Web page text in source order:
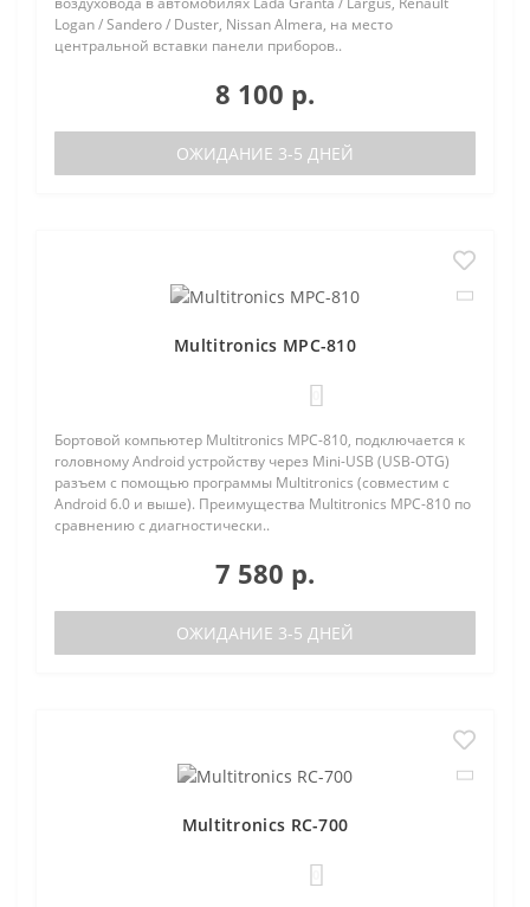
Logan / Sandero / Duster, Nissan Almera, на место
центральной вставки панели приборов..
8 100 р.
ОЖИДАНИЕ 3-5 ДНЕЙ
Multitronics MPC-810
Бортовой компьютер Multitronics MPC-810, подключается к
головному Android устройству через Mini-USB (USB-OTG)
разъем с помощью программы Multitronics (совместим с
Android 6.0 и выше). Преимущества Multitronics MPC-810 по
сравнению с диагностически..
7 580 р.
ОЖИДАНИЕ 3-5 ДНЕЙ
Multitronics RC-700